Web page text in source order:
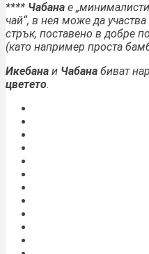
**** Чабана е
чай“, в нея може да
стрък, поставено в добре
(като например проста
Икебана и Чабана биват
цветето.